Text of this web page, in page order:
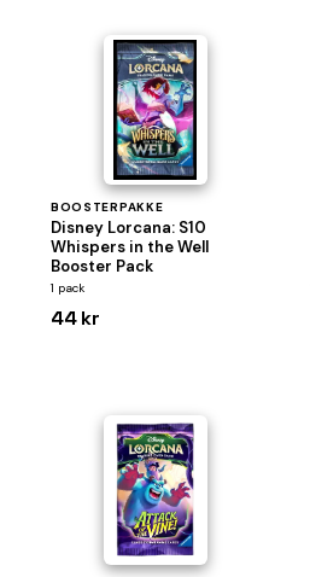
BOOSTERPAKKE
Disney Lorcana: S10
Whispers in the Well
Booster Pack
1 pack
44 kr